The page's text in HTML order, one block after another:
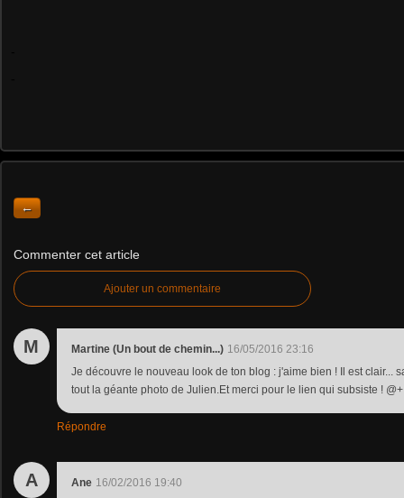
←
Commenter cet article
Ajouter un commentaire
M Martine (Un bout de chemin...) 16/05/2016 23:16
Je découvre le nouveau look de ton blog : j'aime bien ! Il est clair...
tout la géante photo de Julien.Et merci pour le lien qui subsiste ! @+
Répondre
A Ane 16/02/2016 19:40